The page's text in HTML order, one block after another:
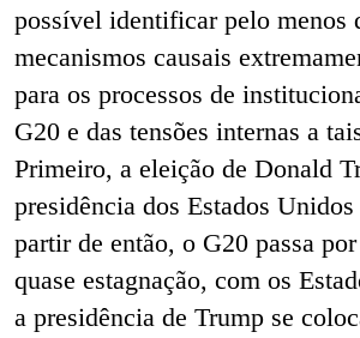
possível identificar pelo menos
mecanismos causais
para os processos de
G20 e das tensões internas a
Primeiro, a eleição de Donald
presidência dos Estados
partir de então, o G20 passa
quase estagnação, com os
a presidência de Trump se